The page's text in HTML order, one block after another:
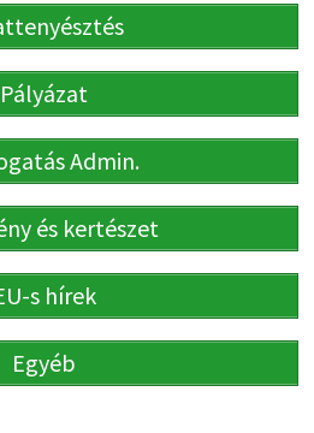
Pályázat
Admin.
és kertészet
s hírek
Egyéb